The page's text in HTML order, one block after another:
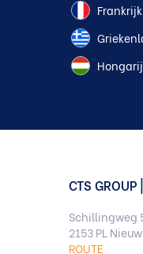
Frankrijk
CTS
Schillingweg
2153 PL
ROUTE